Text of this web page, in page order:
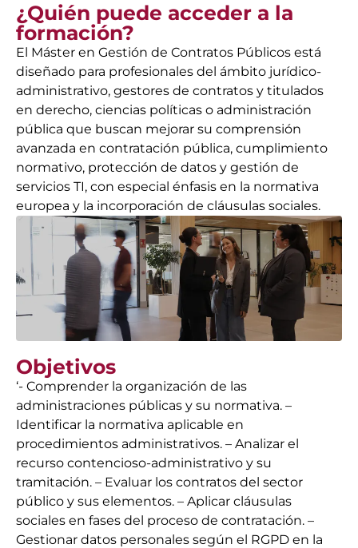
¿Quién puede acceder a la
formación?
El Máster en Gestión de Contratos Públicos está
diseñado para profesionales del ámbito jurídico-
administrativo, gestores de contratos y titulados
en derecho, ciencias políticas o administración
pública que buscan mejorar su comprensión
avanzada en contratación pública, cumplimiento
normativo, protección de datos y gestión de
servicios TI, con especial énfasis en la normativa
europea y la incorporación de cláusulas sociales.
Objetivos
‘- Comprender la organización de las
administraciones públicas y su normativa. –
Identificar la normativa aplicable en
procedimientos administrativos. – Analizar el
recurso contencioso-administrativo y su
tramitación. – Evaluar los contratos del sector
público y sus elementos. – Aplicar cláusulas
sociales en fases del proceso de contratación. –
Gestionar datos personales según el RGPD en la